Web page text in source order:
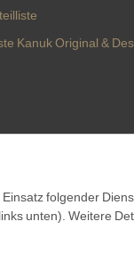
folgender
unten). Weitere
Kanuk Original &